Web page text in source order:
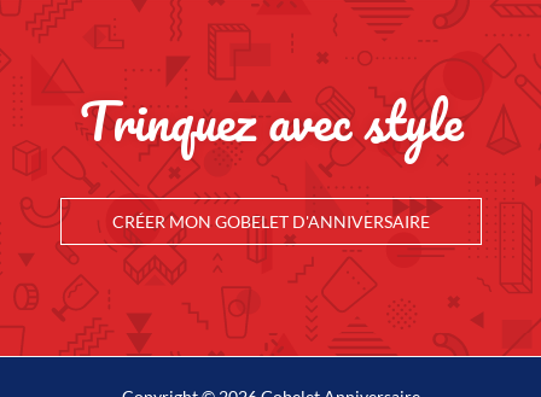
Trinquez avec style
CRÉER MON GOBELET D'ANNIVERSAIRE